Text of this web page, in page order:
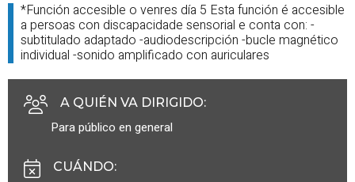
*Función accesible o venres día 5 Esta función é accesible
a persoas con discapacidade sensorial e conta con: -
subtitulado adaptado -audiodescripción -bucle magnético
individual -sonido amplificado con auriculares
A QUIÉN VA DIRIGIDO:
Para público en general
CUÁNDO: